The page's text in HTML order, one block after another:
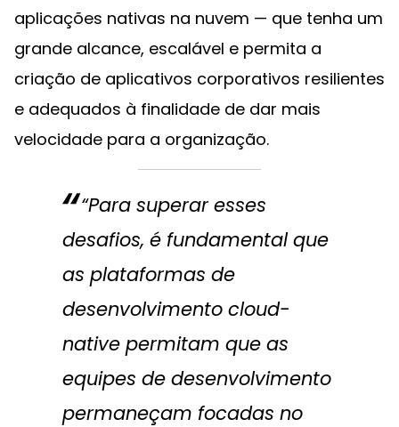
aplicações nativas na nuvem — que tenha um
grande alcance, escalável e permita a
criação de aplicativos corporativos resilientes
e adequados à finalidade de dar mais
velocidade para a organização.
“Para superar esses
desafios, é fundamental que
as plataformas de
desenvolvimento cloud-
native permitam que as
equipes de desenvolvimento
permaneçam focadas no